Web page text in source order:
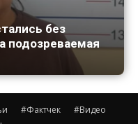
без
подозреваемая
#Фактчек
#Видео